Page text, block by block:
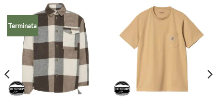
Terminata